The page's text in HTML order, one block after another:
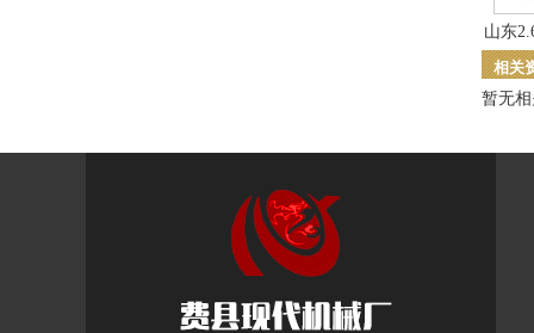
山东
相关
暂无